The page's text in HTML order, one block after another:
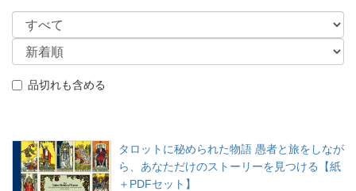
品切れも含める
タロットに秘められた物語 愚者と旅をしなが
ら、あなただけのストーリーを見つける【紙
＋PDFセット】